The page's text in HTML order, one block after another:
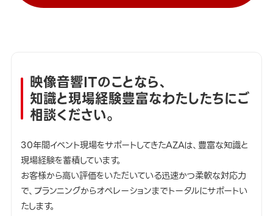
映像音響ITのことなら、
知識と現場経験豊富なわたしたちにご
相談ください。
30年間イベント現場をサポートしてきたAZAは、豊富な知識と
現場経験を蓄積しています。
お客様から高い評価をいただいている迅速かつ柔軟な対応力
で、プランニングからオペレーションまでトータルにサポートい
たします。